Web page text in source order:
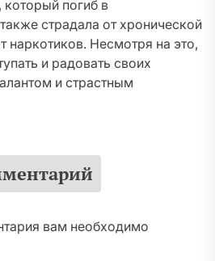
погиб в
страдала от хронической
наркотиков. Несмотря на это,
и радовать своих
и страстным
вам необходимо